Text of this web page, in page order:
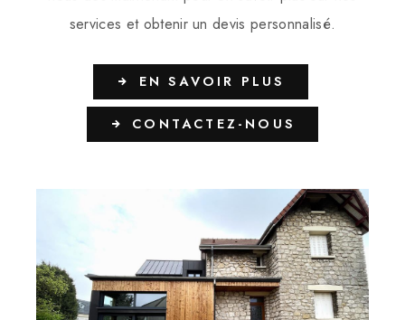
services et obtenir un devis personnalisé.
EN SAVOIR PLUS
CONTACTEZ-NOUS